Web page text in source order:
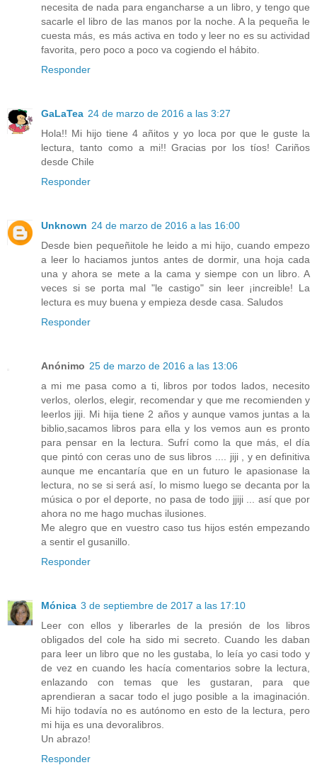
necesita de nada para engancharse a un libro, y tengo que
sacarle el libro de las manos por la noche. A la pequeña le
cuesta más, es más activa en todo y leer no es su actividad
favorita, pero poco a poco va cogiendo el hábito.
Responder
GaLaTea 24 de marzo de 2016 a las 3:27
Hola!! Mi hijo tiene 4 añitos y yo loca por que le guste la
lectura, tanto como a mi!! Gracias por los tíos! Cariños
desde Chile
Responder
Unknown 24 de marzo de 2016 a las 16:00
Desde bien pequeñitole he leido a mi hijo, cuando empezo
a leer lo haciamos juntos antes de dormir, una hoja cada
una y ahora se mete a la cama y siempe con un libro. A
veces si se porta mal "le castigo" sin leer ¡increible! La
lectura es muy buena y empieza desde casa. Saludos
Responder
Anónimo 25 de marzo de 2016 a las 13:06
a mi me pasa como a ti, libros por todos lados, necesito
verlos, olerlos, elegir, recomendar y que me recomienden y
leerlos jiji. Mi hija tiene 2 años y aunque vamos juntas a la
biblio,sacamos libros para ella y los vemos aun es pronto
para pensar en la lectura. Sufrí como la que más, el día
que pintó con ceras uno de sus libros .... jiji , y en definitiva
aunque me encantaría que en un futuro le apasionase la
lectura, no se si será así, lo mismo luego se decanta por la
música o por el deporte, no pasa de todo jjiji ... así que por
ahora no me hago muchas ilusiones.
Me alegro que en vuestro caso tus hijos estén empezando
a sentir el gusanillo.
Responder
Mónica 3 de septiembre de 2017 a las 17:10
Leer con ellos y liberarles de la presión de los libros
obligados del cole ha sido mi secreto. Cuando les daban
para leer un libro que no les gustaba, lo leía yo casi todo y
de vez en cuando les hacía comentarios sobre la lectura,
enlazando con temas que les gustaran, para que
aprendieran a sacar todo el jugo posible a la imaginación.
Mi hijo todavía no es autónomo en esto de la lectura, pero
mi hija es una devoralibros.
Un abrazo!
Responder